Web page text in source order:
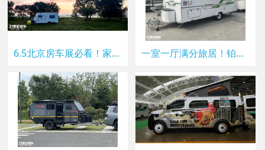
6.5北京房车展必看！家之旅480S升降床拖挂，空间与配置双在线 一室一厅满分旅居！铂越征程 660 拖挂房车亮相6.5北京房车展